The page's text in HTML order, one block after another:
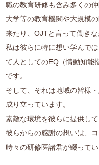
職の教育研修も含み多くの
大学等の教育機関や大規模
来たり、OJTと言って働き
私は彼らに特に想い学んで
て人としてのEQ（情動知能
です。
そして、それは地域の皆様
成り立っています。
素敵な環境を彼らに提供し
彼らからの感謝の想いは、
時々の研修医諸君が綴って